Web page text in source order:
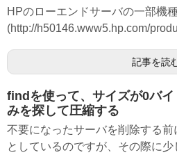
HPのローエンドサーバの一部機
(http://h50146.www5.hp.com/
記事を読
findを使って、サイズが0バ
みを探して圧縮する
不要になったサーバを削除する前
としているのですが、その際に